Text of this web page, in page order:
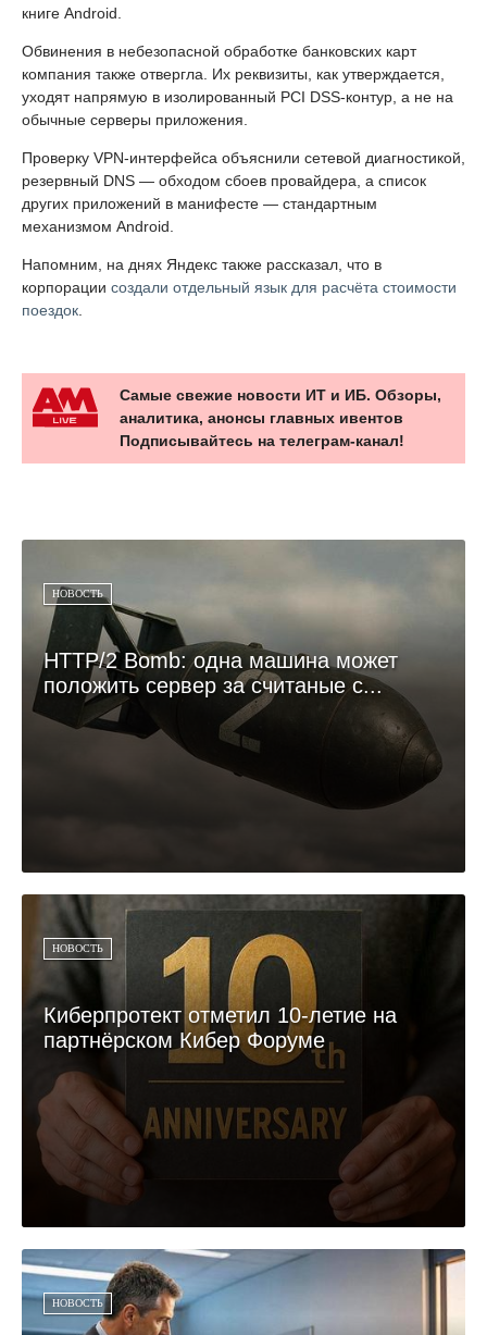
книге Android.
Обвинения в небезопасной обработке банковских карт
компания также отвергла. Их реквизиты, как утверждается,
уходят напрямую в изолированный PCI DSS-контур, а не на
обычные серверы приложения.
Проверку VPN-интерфейса объяснили сетевой диагностикой,
резервный DNS — обходом сбоев провайдера, а список
других приложений в манифесте — стандартным
механизмом Android.
Напомним, на днях Яндекс также рассказал, что в
корпорации создали отдельный язык для расчёта стоимости
поездок
Самые свежие новости ИТ и ИБ. Обзоры,
аналитика, анонсы главных ивентов
Подписывайтесь на телеграм-канал!
НОВОСТЬ
HTTP/2 Bomb: одна машина может
положить сервер за считаные с...
НОВОСТЬ
Киберпротект отметил 10-летие на
партнёрском Кибер Форуме
НОВОСТЬ